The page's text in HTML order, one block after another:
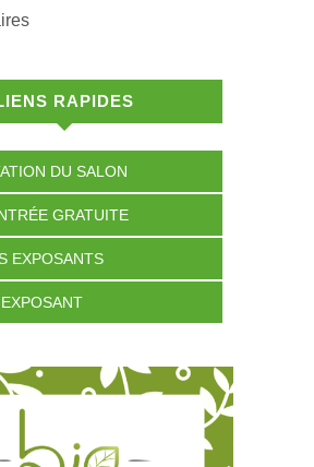
RAPIDES
DU SALON
GRATUITE
EXPOSANTS